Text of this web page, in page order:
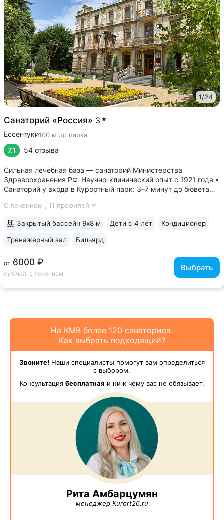
1/24
Санаторий «Россия» 3
Ессентуки100 м до парка
7.1 54 отзыва
Сильная лечебная база — санаторий Министерства
Здравоохранения РФ. Научно-клинический опыт с 1921 года •
Санаторий у входа в Курортный парк: 3–7 минут до бювета
источника № 17 • Победитель номинации «Лучшие
С лечением , 11 профилей
от 6000 ₽
сут/чел, с лечением
Выбрать
Закрытый бассейн 9х8 м Дети с 4 лет Кондиционер
Тренажерный зал Бильярд
На КМВ более 120 санаториев.
Как выбрать подходящий?
Звоните!Наши специалисты помогут вам определиться
с выбором.
Консультация бесплатная и ни к чему вас не обязывает.
Рита Амбарцумян
менеджер Kurort26.ru